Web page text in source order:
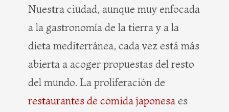
Nuestra ciudad, aunque muy enfocada
a la gastronomía de la tierra y a la
dieta mediterránea, cada vez está más
abierta a acoger propuestas del resto
del mundo. La proliferación de
restaurantes de comida japonesa es